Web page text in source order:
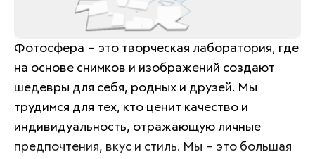
Фотосфера – это творческая лаборатория, где
на основе снимков и изображений создают
шедевры для себя, родных и друзей. Мы
трудимся для тех, кто ценит качество и
индивидуальность, отражающую личные
предпочтения, вкус и стиль. Мы – это большая